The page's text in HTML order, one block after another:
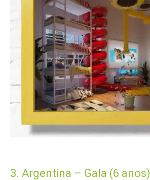
3. Argentina – Gala (6 anos)